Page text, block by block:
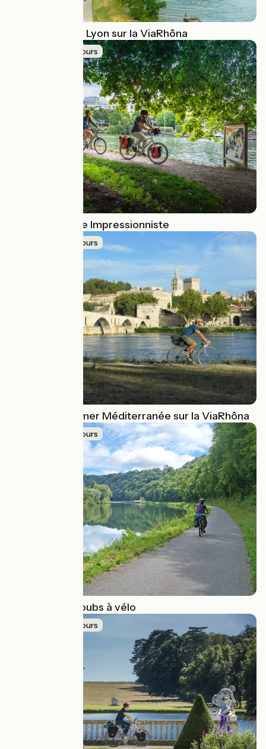
Du lac Léman à Lyon sur la ViaRhôna
Idée de parcours
Paris et la Seine Impressionniste
Idée de parcours
D'Avignon à la mer Méditerranée sur la ViaRhôna
Idée de parcours
La Vallée du Doubs à vélo
Idée de parcours